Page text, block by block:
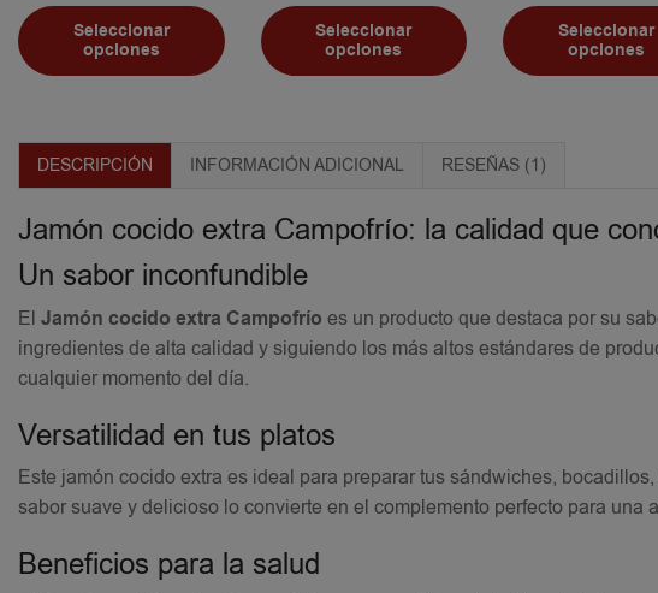
Seleccionar
opciones
Seleccionar
opciones
Seleccionar
opciones
DESCRIPCIÓN INFORMACIÓN ADICIONAL RESEÑAS (1)
Jamón cocido extra Campofrío: la calidad que
Un sabor inconfundible
El Jamón cocido extra Campofrío es un producto que destaca por su
ingredientes de alta calidad y siguiendo los más altos estándares de
cualquier momento del día.
Versatilidad en tus platos
Este jamón cocido extra es ideal para preparar tus sándwiches,
sabor suave y delicioso lo convierte en el complemento perfecto para una
Beneficios para la salud